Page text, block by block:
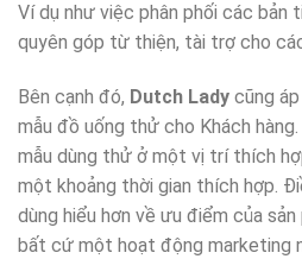
Ví dụ như việc phân phối các bản
quyên góp từ thiện, tài trợ cho
Bên cạnh đó, Dutch Lady cũng
mẫu đồ uống thử cho Khách
mẫu dùng thử ở một vị trí thích
một khoảng thời gian thích hợp.
dùng hiểu hơn về ưu điểm của
bất cứ một hoạt động marketing